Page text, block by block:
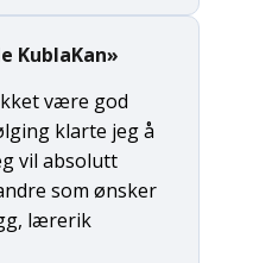
KublaKan»
være god
klarte jeg å
vil absolutt
som ønsker
lærerik